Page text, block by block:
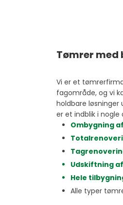
Tømrer med
Vi er et
fagområde, og vi
holdbare løsninger
er et indblik i nogle
​Ombygning
​Udskiftning
​Hele
Alle typer